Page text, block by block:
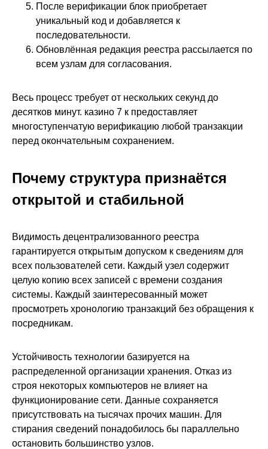
После верификации блок приобретает
уникальный код и добавляется к
последовательности.
Обновлённая редакция реестра рассылается по
всем узлам для согласования.
Весь процесс требует от нескольких секунд до
десятков минут. казино 7 к предоставляет
многоступенчатую верификацию любой транзакции
перед окончательным сохранением.
Почему структура признаётся
открытой и стабильной
Видимость децентрализованного реестра
гарантируется открытым допуском к сведениям для
всех пользователей сети. Каждый узел содержит
целую копию всех записей с времени создания
системы. Каждый заинтересованный может
просмотреть хронологию транзакций без обращения к
посредникам.
Устойчивость технологии базируется на
распределенной организации хранения. Отказ из
строя некоторых компьютеров не влияет на
функционирование сети. Данные сохраняется
присутствовать на тысячах прочих машин. Для
стирания сведений понадобилось бы параллельно
остановить большинство узлов.